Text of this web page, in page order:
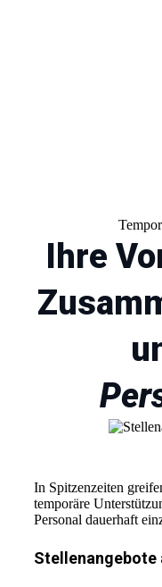
Ihre
In Spitzenzeiten
temporäre
Personal dauerhaft
Stellenangebote